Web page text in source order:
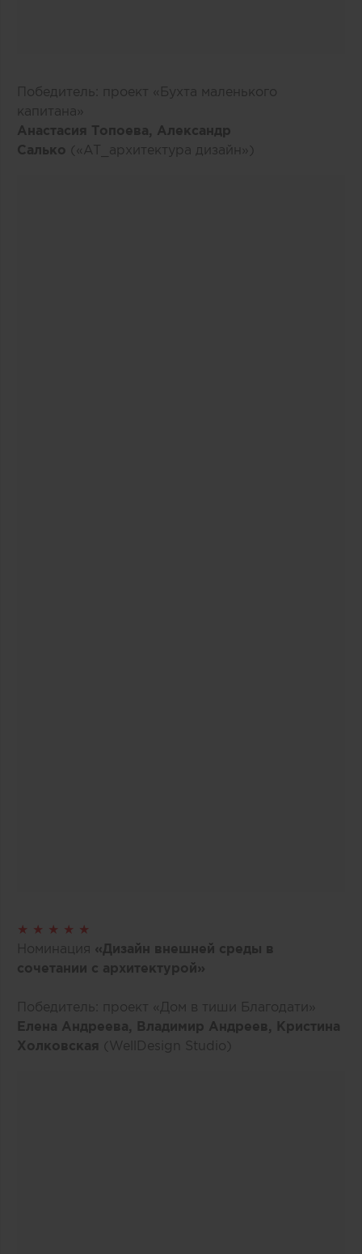
Победитель: проект «Бухта маленького
капитана»
Анастасия Топоева, Александр
Салько («AT_архитектура дизайн»)
★ ★ ★ ★ ★
Номинация «Дизайн внешней среды в
сочетании с архитектурой»
Победитель: проект «Дом в тиши Благодати»
Елена Андреева, Владимир Андреев, Кристина
Холковская (WellDesign Studio)